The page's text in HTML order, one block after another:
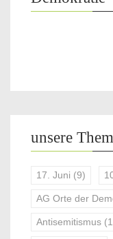
unsere
17. Juni (9)
AG Orte der
Antisemitismus